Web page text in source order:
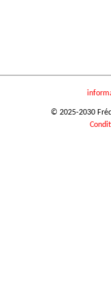
© 2025-2030